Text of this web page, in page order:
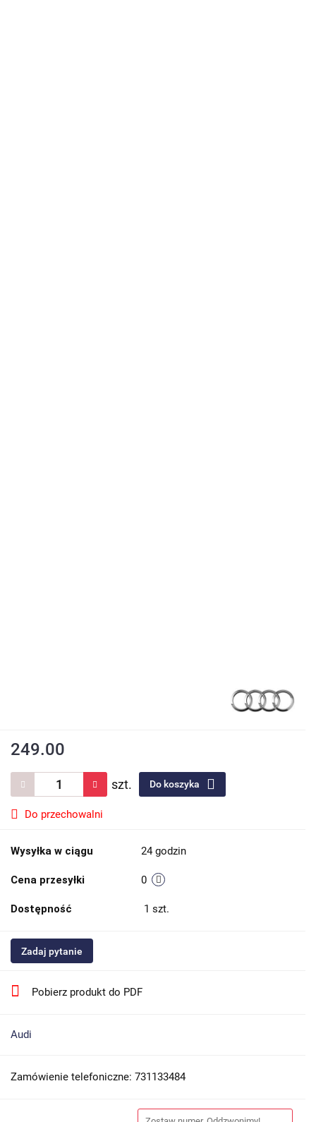
249.00
szt. Do koszyka
Do przechowalni
Wysyłka w ciągu 24 godzin
Cena przesyłki 0
Dostępność 1 szt.
Zadaj pytanie
Pobierz produkt do PDF
Audi
Zamówienie telefoniczne: 731133484